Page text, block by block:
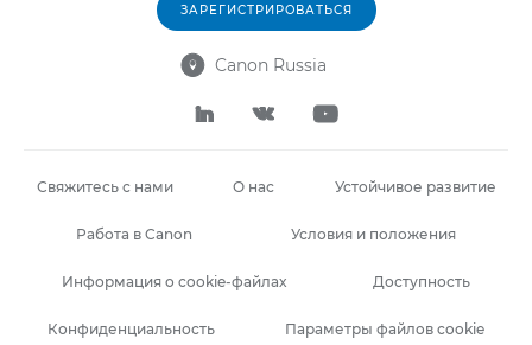
ЗАРЕГИСТРИРОВАТЬСЯ
 Canon Russia
  
Свяжитесь с нами О нас Устойчивое развитие
Работа в Canon Условия и положения
Информация о cookie-файлах Доступность
Конфиденциальность Параметры файлов cookie